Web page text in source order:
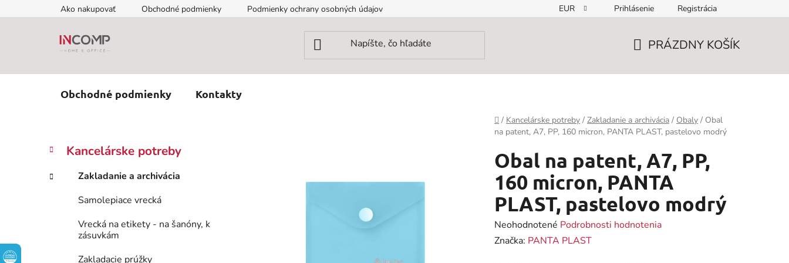
na
Ako nakupovať Obchodné podmienky Podmienky ochrany osobných údajov EUR Prihlásenie Registrácia
PRÁZDNY KOŠÍK
Obchodné podmienky Kontakty
Domov
/ Kancelárske potreby / Zakladanie a archivácia / Obaly / Obal
na patent, A7, PP, 160 micron, PANTA PLAST, pastelovo modrý
B
č
Preskočiť
kategórie
K
a
e
Kancelárske potreby
Zakladanie a archivácia
Samolepiace vrecká
Vrecká na etikety - na šanóny, k
zásuvkám
Zakladacie prúžky
Obal na patent, A7, PP,
160 micron, PANTA
PLAST, pastelovo modrý
Priemerné
hodnotenie
Neohodnotené Podrobnosti hodnotenia
Značka: PANTA PLAST